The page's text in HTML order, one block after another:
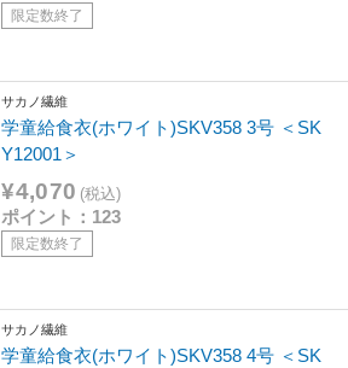
限定数終了
サカノ繊維
学童給食衣(ホワイト)SKV358 3号 ＜SK
Y12001＞
¥4,070 (税込)
ポイント：123
限定数終了
サカノ繊維
学童給食衣(ホワイト)SKV358 4号 ＜SK